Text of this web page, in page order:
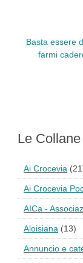
Basta essere
farmi
Le Collane
Ai Crocevia
Ai Crocevia
AICa -
Aloisiana (13)
Annuncio e